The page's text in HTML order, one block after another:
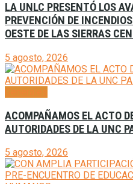
LA UNLC PRESENTÓ LOS
PREVENCIÓN DE
OESTE DE LAS SIERRAS
5 agosto, 2026
ACOMPAÑAMOS EL ACTO
AUTORIDADES DE LA UNC
5 agosto, 2026